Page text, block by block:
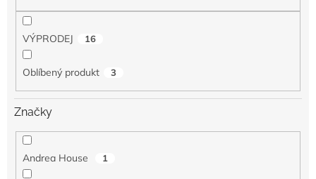
VÝPRODEJ 16
Oblíbený produkt 3
Značky
Andrea House 1